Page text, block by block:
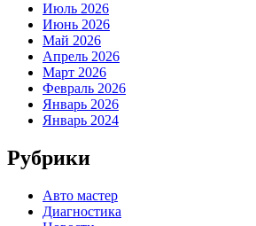
Июль 2026
Июнь 2026
Май 2026
Апрель 2026
Март 2026
Февраль 2026
Январь 2026
Январь 2024
Рубрики
Авто мастер
Диагностика